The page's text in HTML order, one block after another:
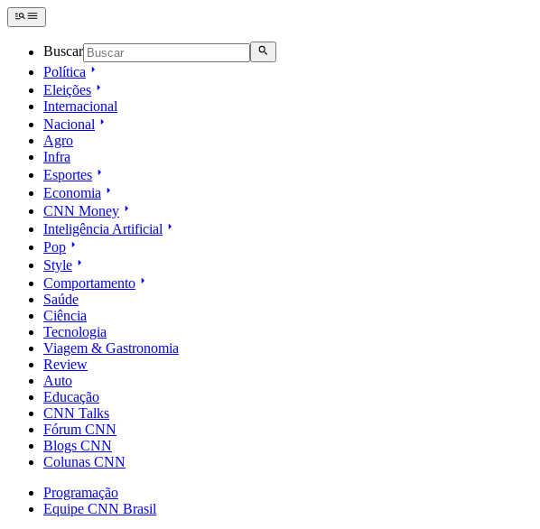
Buscar
Política
Eleições
Internacional
Nacional
Agro
Infra
Esportes
Economia
CNN Money
Inteligência Artificial
Pop
Style
Comportamento
Saúde
Ciência
Tecnologia
Viagem & Gastronomia
Review
Auto
Educação
CNN Talks
Fórum CNN
Blogs CNN
Colunas CNN
Programação
Equipe CNN Brasil